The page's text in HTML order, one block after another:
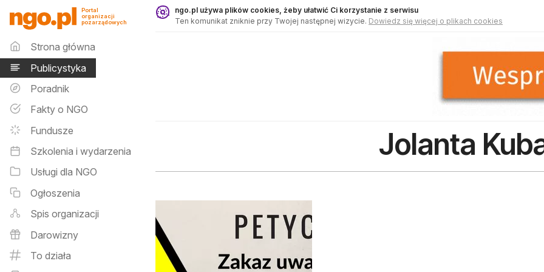
Publicystyka - ngo.pl
Portal
organizacji
pozarządowych
Menu główne
Strona główna
Publicystyka
Poradnik
Fakty o NGO
Fundusze
Szkolenia i wydarzenia
Usługi dla NGO
Ogłoszenia
Spis organizacji
Darowizny
To działa
ngo.pl używa plików cookies, żeby ułatwić Ci korzystanie z serwisu
Ten komunikat zniknie przy Twojej następnej wizycie. Dowiedz się więcej o plikach cookies
Jolanta